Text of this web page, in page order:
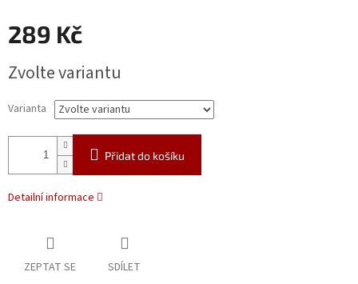
289 Kč
cena:
Zvolte variantu
Varianta
Přidat do košíku
Detailní informace
ZEPTAT SE SDÍLET